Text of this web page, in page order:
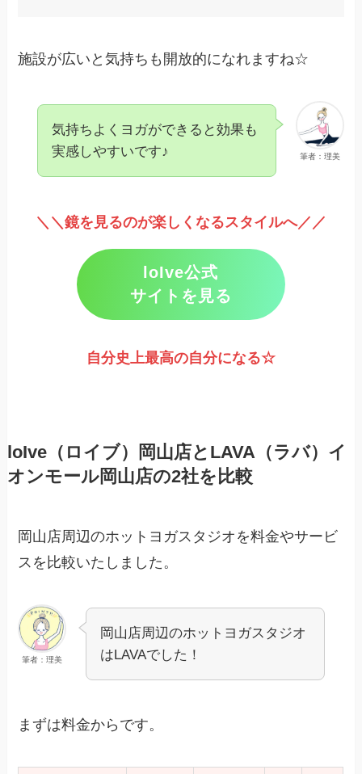
施設が広いと気持ちも開放的になれますね☆
筆者：理美
気持ちよくヨガができると効果も
実感しやすいです♪
＼＼鏡を見るのが楽しくなるスタイルへ／／
loIve公式
サイトを見る
自分史上最高の自分になる☆
loIve（ロイブ）岡山店とLAVA（ラバ）イ
オンモール岡山店の2社を比較
岡山店周辺のホットヨガスタジオを料金やサービ
スを比較いたしました。
筆者：理美
岡山店周辺のホットヨガスタジオ
はLAVAでした！
まずは料金からです。